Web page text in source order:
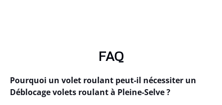
FAQ
Pourquoi un volet roulant peut-il nécessiter un
Déblocage volets roulant à Pleine-Selve ?